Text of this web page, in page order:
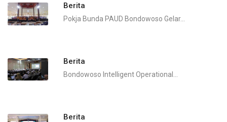
Berita
Pokja Bunda PAUD Bondowoso Gelar...
Berita
Bondowoso Intelligent Operational...
Berita